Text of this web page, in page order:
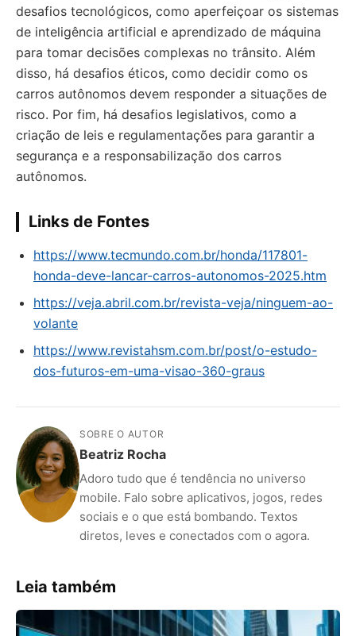
desafios tecnológicos, como aperfeiçoar os sistemas
de inteligência artificial e aprendizado de máquina
para tomar decisões complexas no trânsito. Além
disso, há desafios éticos, como decidir como os
carros autônomos devem responder a situações de
risco. Por fim, há desafios legislativos, como a
criação de leis e regulamentações para garantir a
segurança e a responsabilização dos carros
autônomos.
Links de Fontes
https://www.tecmundo.com.br/honda/117801-
honda-deve-lancar-carros-autonomos-2025.htm
https://veja.abril.com.br/revista-veja/ninguem-ao-
volante
https://www.revistahsm.com.br/post/o-estudo-
dos-futuros-em-uma-visao-360-graus
SOBRE O AUTOR
Beatriz Rocha
Adoro tudo que é tendência no universo
mobile. Falo sobre aplicativos, jogos, redes
sociais e o que está bombando. Textos
diretos, leves e conectados com o agora.
Leia também